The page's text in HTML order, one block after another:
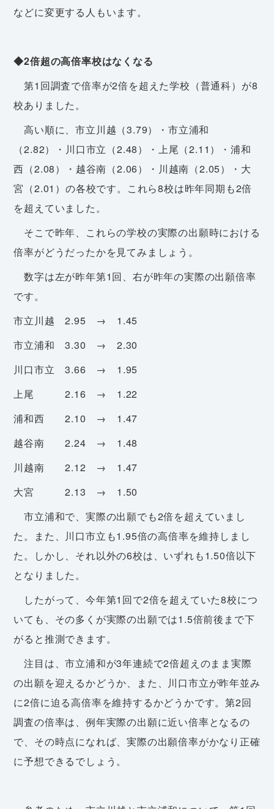
などに変更する人もいます。
◆2倍超の高倍率校はなくなる
第1回調査で倍率が2倍を超えた学校（普通科）が8
校ありました。
高い順に、市立川越（3.79）・市立浦和
（2.82）・川口市立（2.48）・上尾（2.11）・浦和
西（2.08）・越谷南（2.06）・川越南（2.05）・大
宮（2.01）の各校です。これら8校は昨年同期も2倍
を超えていました。
そこで昨年、これらの学校の実際の出願時における
倍率がどうだったかを見てみましょう。
数字は左が昨年第1回、右が昨年の実際の出願倍率
です。
市立川越 2.95 → 1.45
市立浦和 3.30 → 2.30
川口市立 3.66 → 1.95
上尾 2.16 → 1.22
浦和西 2.10 → 1.47
越谷南 2.24 → 1.48
川越南 2.12 → 1.47
大宮 2.13 → 1.50
市立浦和で、実際の出願でも2倍を超えていまし
た。また、川口市立も1.95倍の高倍率を維持しまし
た。しかし、それ以外の6校は、いずれも1.50倍以下
となりました。
したがって、今年第1回で2倍を超えていた8校につ
いても、その多くが実際の出願では1.5倍前後まで下
がると推測できます。
注目は、市立浦和が3年連続で2倍超えのまま実際
の出願を迎えるかどうか、また、川口市立が昨年並み
に2倍に迫る高倍率を維持するかどうかです。第2回
調査の倍率は、例年実際の出願に近い倍率となるの
で、その時点になれば、実際の出願倍率がかなり正確
に予想できるでしょう。